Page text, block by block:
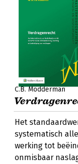
C.B. Modderman
Het
systematisch
werking tot
onmisbaar